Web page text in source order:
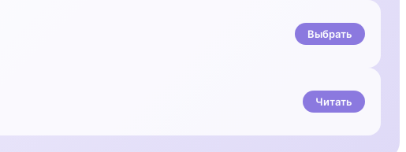
Выбрать
Читать